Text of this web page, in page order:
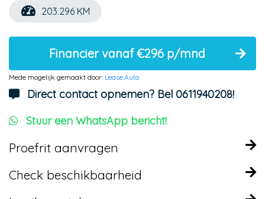
203.296 KM
Financier vanaf €296 p/mnd
Mede mogelijk gemaakt door: Lease.Auto
Direct contact opnemen? Bel 0611940208!
Stuur een WhatsApp bericht!
Proefrit aanvragen
Check beschikbaarheid